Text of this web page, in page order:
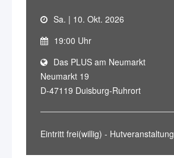
Sa. | 10. Okt. 2026
19:00 Uhr
Das PLUS am Neumarkt
Neumarkt 19
D-47119 Duisburg-Ruhrort
Eintritt frei(willig) - Hutveranstaltung